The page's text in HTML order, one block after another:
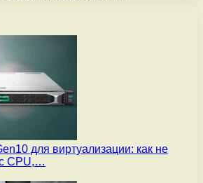
для виртуализации: как не
CPU,…